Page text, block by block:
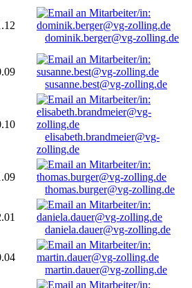
dominik.berger@vg-zolling.de
susanne.best@vg-zolling.de
elisabeth.brandmeier@vg-
zolling.de
thomas.burger@vg-zolling.de
daniela.dauer@vg-zolling.de
martin.dauer@vg-zolling.de